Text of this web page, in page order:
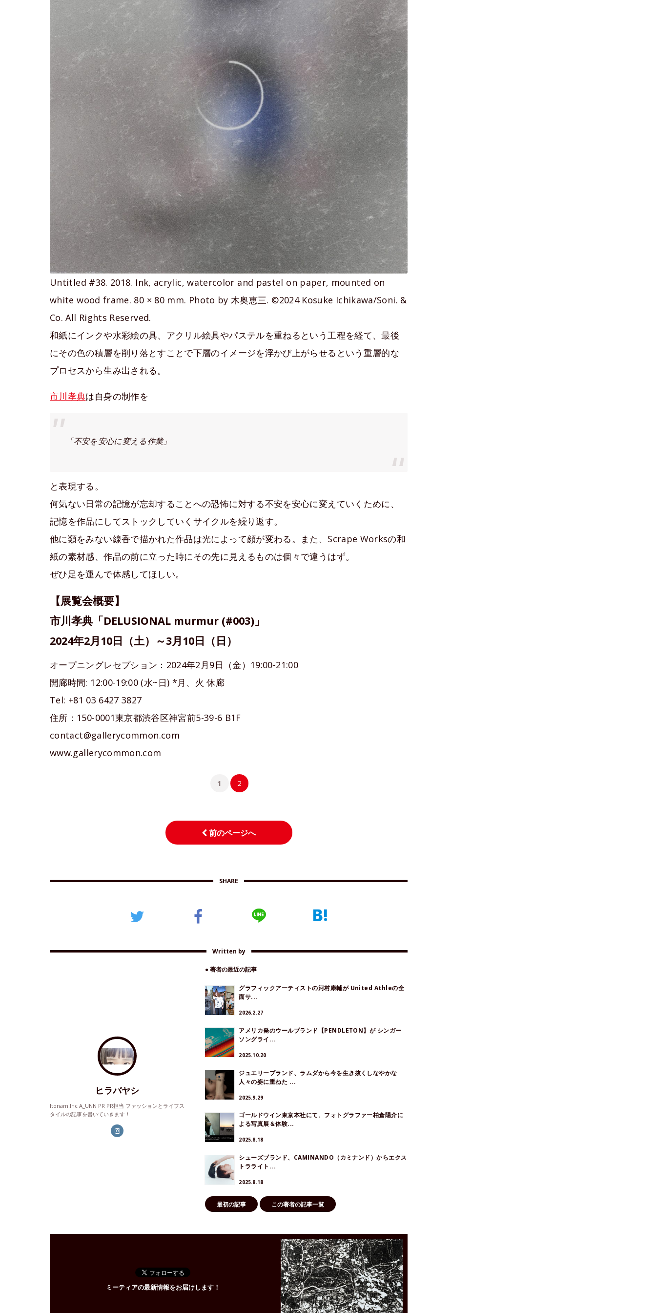
Untitled #38. 2018. Ink, acrylic, watercolor and pastel on paper, mounted on
white wood frame. 80 × 80 mm. Photo by 木奥恵三. ©2024 Kosuke Ichikawa/Soni. &
Co. All Rights Reserved.
和紙にインクや水彩絵の具、アクリル絵具やパステルを重ねるという工程を経て、最後
にその色の積層を削り落とすことで下層のイメージを浮かび上がらせるという重層的な
プロセスから生み出される。
市川孝典は自身の制作を
「不安を安心に変える作業」
と表現する。
何気ない日常の記憶が忘却することへの恐怖に対する不安を安心に変えていくために、
記憶を作品にしてストックしていくサイクルを繰り返す。
他に類をみない線香で描かれた作品は光によって顔が変わる。また、Scrape Worksの和
紙の素材感、作品の前に立った時にその先に見えるものは個々で違うはず。
ぜひ足を運んで体感してほしい。
【展覧会概要】
市川孝典「DELUSIONAL murmur (#003)」
2024年2月10日（土）～3月10日（日）
オープニングレセプション：2024年2月9日（金）19:00-21:00
開廊時間: 12:00-19:00 (水~日) *月、火 休廊
Tel: +81 03 6427 3827
住所：150-0001東京都渋谷区神宮前5-39-6 B1F
contact@gallerycommon.com
www.gallerycommon.com
1 2
前のページへ
SHARE
Written by
ヒラバヤシ
Itonam.Inc A_UNN PR PR担当 ファッションとライフス
タイルの記事を書いていきます！
● 著者の最近の記事
グラフィックアーティストの河村康輔が United Athleの全
面サ...
2026.2.27
アメリカ発のウールブランド【PENDLETON】が シンガー
ソングライ...
2025.10.20
ジュエリーブランド、ラムダから今を生き抜くしなやかな
人々の姿に重ねた ...
2025.9.29
ゴールドウイン東京本社にて、フォトグラファー柏倉陽介に
よる写真展＆体験...
2025.8.18
シューズブランド、CAMINANDO（カミナンド）からエクス
トラライト...
2025.8.18
最初の記事 この著者の記事一覧
ミーティアの最新情報をお届けします！